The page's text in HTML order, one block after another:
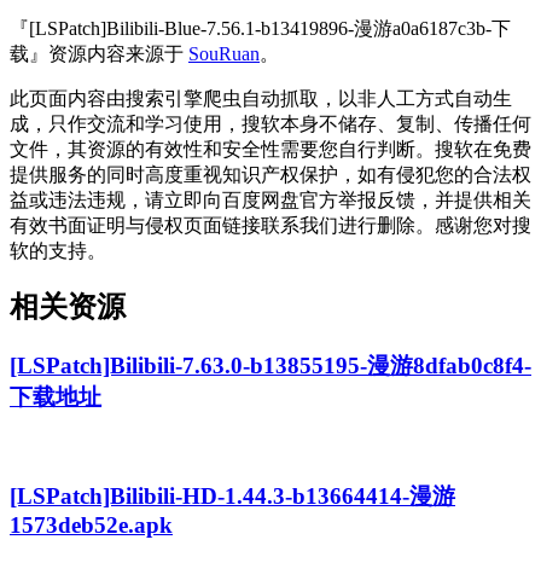
『[LSPatch]Bilibili-Blue-7.56.1-b13419896-漫游a0a6187c3b-下
载』资源内容来源于 SouRuan。
此页面内容由搜索引擎爬虫自动抓取，以非人工方式自动生
成，只作交流和学习使用，搜软本身不储存、复制、传播任何
文件，其资源的有效性和安全性需要您自行判断。搜软在免费
提供服务的同时高度重视知识产权保护，如有侵犯您的合法权
益或违法违规，请立即向百度网盘官方举报反馈，并提供相关
有效书面证明与侵权页面链接联系我们进行删除。感谢您对搜
软的支持。
相关资源
[LSPatch]Bilibili-7.63.0-b13855195-漫游8dfab0c8f4-
下载地址
[LSPatch]Bilibili-HD-1.44.3-b13664414-漫游
1573deb52e.apk